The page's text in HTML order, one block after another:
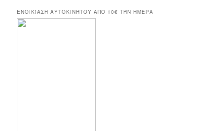
ΕΝΟΙΚΊΑΣΗ ΑΥΤΟΚΙΝΉΤΟΥ ΑΠΌ 10€ ΤΉΝ ΗΜΈΡΑ